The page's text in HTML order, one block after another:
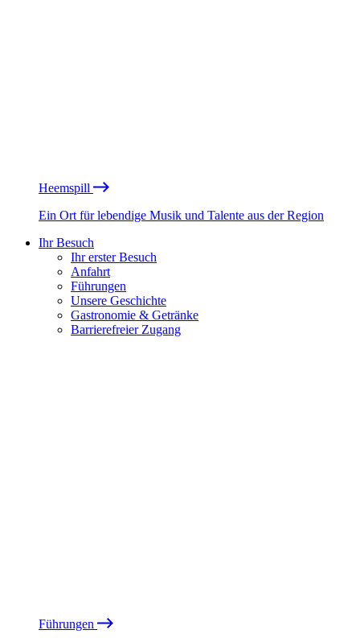
Heemspill
Ein Ort für lebendige Musik und Talente aus der Region
Ihr Besuch
Ihr erster Besuch
Anfahrt
Führungen
Unsere Geschichte
Gastronomie & Getränke
Barrierefreier Zugang
Führungen